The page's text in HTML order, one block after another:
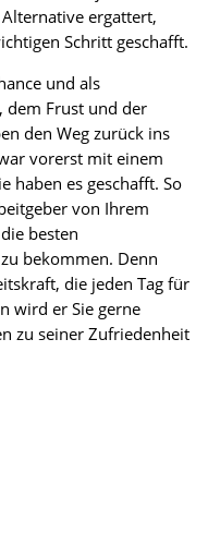
ergattert,
Schritt geschafft.
und als
dem Frust und der
den Weg zurück ins
vorerst mit einem
haben es geschafft. So
von Ihrem
besten
bekommen. Denn
die jeden Tag für
wird er Sie gerne
zu seiner Zufriedenheit